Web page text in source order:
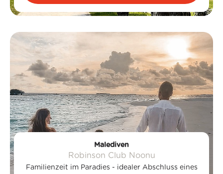
Malediven
Robinson Club Noonu
Familienzeit im Paradies - idealer Abschluss eines